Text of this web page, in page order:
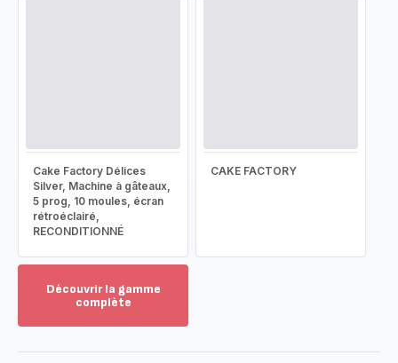
Cake Factory Délices
Silver, Machine à gâteaux,
5 prog, 10 moules, écran
rétroéclairé,
RECONDITIONNÉ
CAKE FACTORY
Découvrir la gamme
complète